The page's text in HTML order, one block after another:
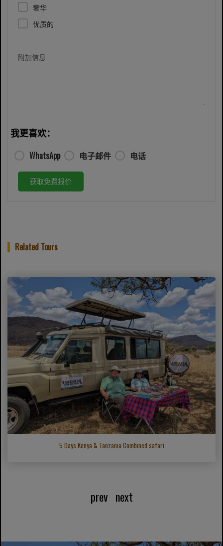
奢华
优质的
附加信息
我更喜欢：
WhatsApp 电子邮件 电话
获取免费报价
Related Tours
5 Days Kenya & Tanzania Combined safari
prev next